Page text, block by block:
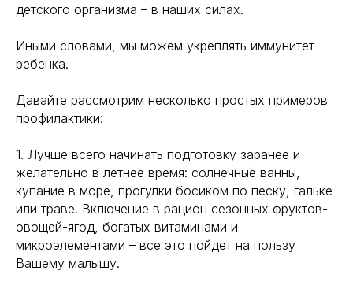
детского организма – в наших силах.
Иными словами, мы можем укреплять иммунитет
ребенка.
Давайте рассмотрим несколько простых примеров
профилактики:
1. Лучше всего начинать подготовку заранее и
желательно в летнее время: солнечные ванны,
купание в море, прогулки босиком по песку, гальке
или траве. Включение в рацион сезонных фруктов-
овощей-ягод, богатых витаминами и
микроэлементами – все это пойдет на пользу
Вашему малышу.